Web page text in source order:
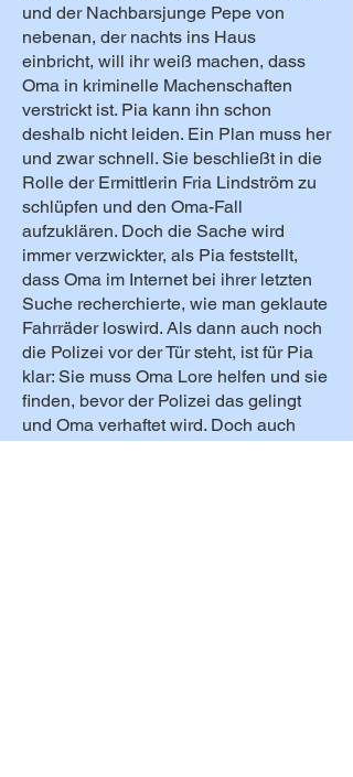
und der Nachbarsjunge Pepe von
nebenan, der nachts ins Haus
einbricht, will ihr weiß machen, dass
Oma in kriminelle Machenschaften
verstrickt ist. Pia kann ihn schon
deshalb nicht leiden. Ein Plan muss her
und zwar schnell. Sie beschließt in die
Rolle der Ermittlerin Fria Lindström zu
schlüpfen und den Oma-Fall
aufzuklären. Doch die Sache wird
immer verzwickter, als Pia feststellt,
dass Oma im Internet bei ihrer letzten
Suche recherchierte, wie man geklaute
Fahrräder loswird. Als dann auch noch
die Polizei vor der Tür steht, ist für Pia
klar: Sie muss Oma Lore helfen und sie
finden, bevor der Polizei das gelingt
und Oma verhaftet wird. Doch auch